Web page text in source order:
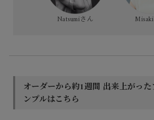
Natsumiさん
オーダーから約1週間 出来上がっ
ンプルはこちら